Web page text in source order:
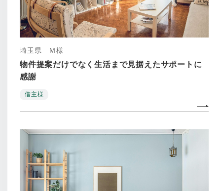
埼玉県 Ｍ様
物件提案だけでなく生活まで見据えたサポートに
感謝
借主様